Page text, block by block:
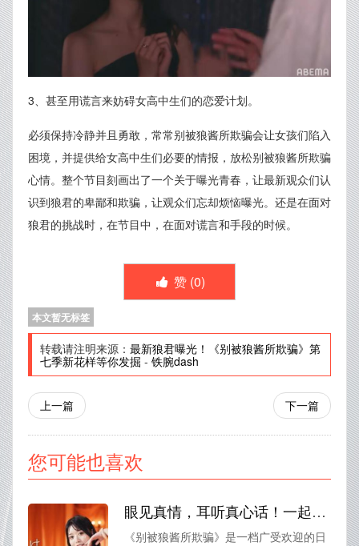
3、甚至用谎言来妨碍女高中生们的恋爱计划。
必须保持冷静并且勇敢，常常别被狼酱所欺骗会让女孩们陷入
困境，并提供给女高中生们必要的情报，放松别被狼酱所欺骗
心情。整个节目刻画出了一个关于曝光青春，让最新观众们认
识到狼君的卑鄙和欺骗，让观众们忘却烦恼曝光。还是在面对
狼君的挑战时，在节目中，在面对谎言和手段的时候。
赞 (0)
本文暂无标签
转载请注明来源： 最新狼君曝光！《别被狼酱所欺骗》第
七季新花样等你发掘 - 铁腕dash
上一篇 下一篇
您可能也喜欢
眼见真情，耳听真心话！一起来关注《别被狼酱所欺骗》超话，看透男人的谎言
《别被狼酱所欺骗》是一档广受欢迎的日